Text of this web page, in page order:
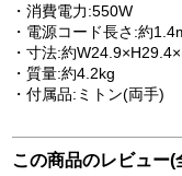
・消費電力:550W
・電源コード長さ:約
・寸法:約
・質量:約4.2kg
・付属品:ミトン(両手)
この商品のレビュー(